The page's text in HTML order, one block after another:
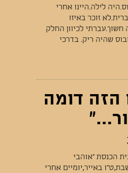
לילה.היינו אחרי
זוכר באיזו
חשוך.עברתי לכיוון החלק
שהיה ריק. בדרכי
הזה דומה
הכנסת "אוהבי
באייר,יומיים אחרי